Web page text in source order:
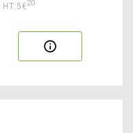
HT:5€20